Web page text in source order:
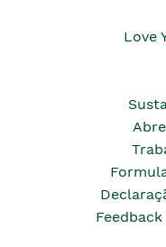
Love